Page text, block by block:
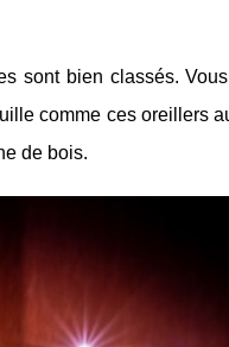
sont bien classés.
comme ces oreillers
de bois.